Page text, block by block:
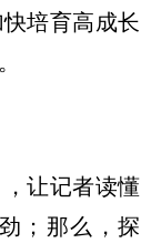
培育高成长
让记者读懂
；那么，探